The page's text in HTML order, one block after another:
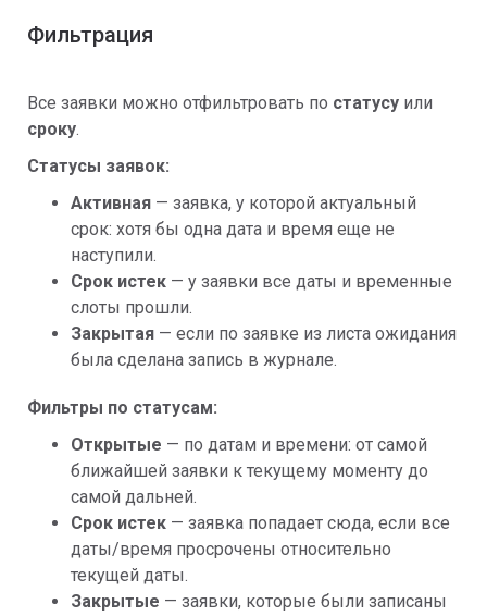
Фильтрация
Все заявки можно отфильтровать по статусу или
сроку.
Статусы заявок:
Активная — заявка, у которой актуальный
срок: хотя бы одна дата и время еще не
наступили.
Срок истек — у заявки все даты и временные
слоты прошли.
Закрытая — если по заявке из листа ожидания
была сделана запись в журнале.
Фильтры по статусам:
Открытые — по датам и времени: от самой
ближайшей заявки к текущему моменту до
самой дальней.
Срок истек — заявка попадает сюда, если все
даты/время просрочены относительно
текущей даты.
Закрытые — заявки, которые были записаны